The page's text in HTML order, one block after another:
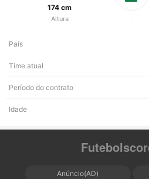
174 cm
Altura
País
Time atual
Período do contrato
Idade
Anúncio(AD)